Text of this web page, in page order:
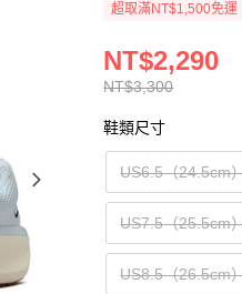
超取滿NT$1,500免運
NT$3,300
NT$2,290
鞋類尺寸
US6.5（24.5cm
US7.5（25.5cm
US8.5（26.5cm